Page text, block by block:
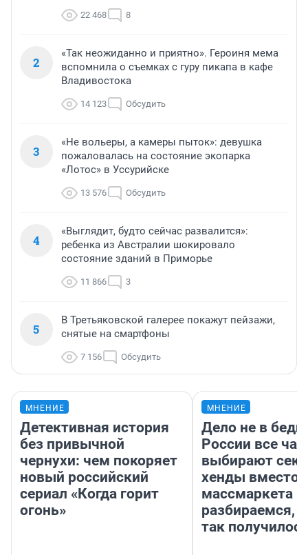
22 468 8
2
«Так неожиданно и приятно». Героиня мема
вспомнила о съемках с гуру пикапа в кафе
Владивостока
14 123 Обсудить
3
«Не вольеры, а камеры пыток»: девушка
пожаловалась на состояние экопарка
«Лотос» в Уссурийске
13 576 Обсудить
4
«Выглядит, будто сейчас развалится»:
ребенка из Австралии шокировало
состояние зданий в Приморье
11 866 3
5
В Третьяковской галерее покажут пейзажи,
снятые на смартфоны
7 156 Обсудить
МНЕНИЕ
Детективная история
без привычной
чернухи: чем покоряет
новый российский
сериал «Когда горит
огонь»
МНЕНИЕ
Дело не в
России все
выбирают
хенды вместо
массмаркета —
разбираемся,
так